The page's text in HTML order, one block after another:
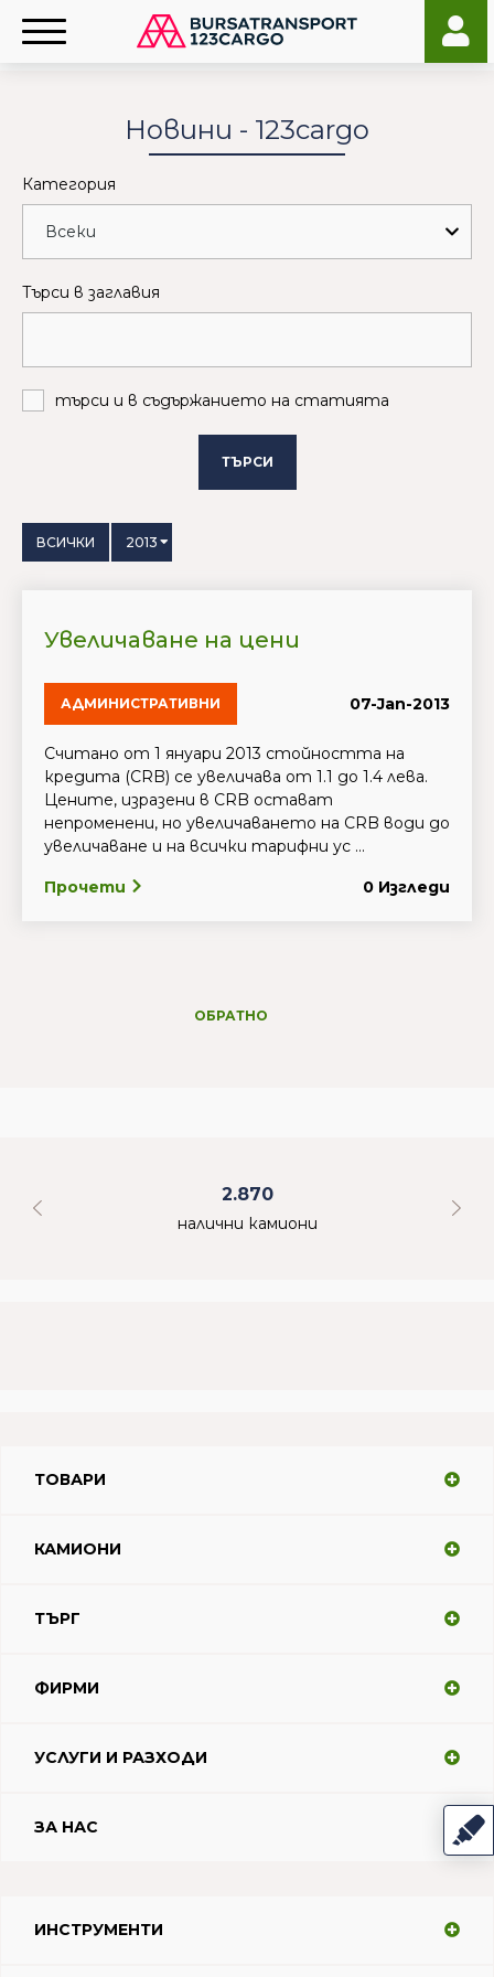
Новини - 123cargo
Категория
Търси в заглавия
търси и в съдържанието на статията
ТЪРСИ
ВСИЧКИ 2013
Увеличаване на цени
АДМИНИСТРАТИВНИ 07-Jan-2013
Считано от 1 януари 2013 стойността на
кредита (CRB) се увеличава от 1.1 до 1.4 лева.
Цените, изразени в CRB остават
непроменени, но увеличаването на CRB води до
увеличаване и на всички тарифни ус ...
Прочети 0 Изгледи
ОБРАТНО
2.870
налични камиони
ТОВАРИ
КАМИОНИ
ТЪРГ
ФИРМИ
УСЛУГИ И РАЗХОДИ
ЗА НАС
ИНСТРУМЕНТИ